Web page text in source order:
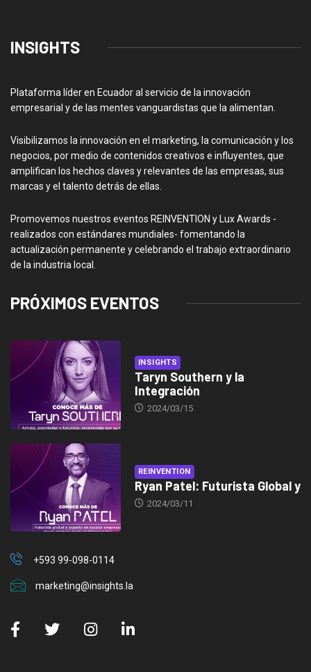
INSIGHTS
Plataforma líder en Ecuador al servicio de la innovación
empresarial y de las mentes vanguardistas que la alimentan.
Visibilizamos la innovación en el marketing, la comunicación y los
negocios, por medio de contenidos creativos e influyentes, que
amplifican los hechos claves y relevantes de las empresas, sus
marcas y el talento detrás de ellas.
Promovemos nuestros eventos REINVENTION y Lux Awards -
realizados con estándares mundiales- fomentando la
actualización permanente y celebrando el trabajo extraordinario
de la industria local.
PRÓXIMOS EVENTOS
INSIGHTS
Taryn Southern y la
Integración
2024/03/15
REINVENTION
Ryan Patel: Futurista Global y
2024/03/11
+593 99-098-0114
marketing@insights.la